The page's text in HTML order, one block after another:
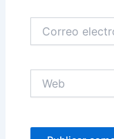
electrónico*